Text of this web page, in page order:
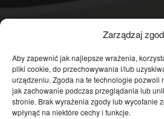
Zarządzaj
Aby zapewnić jak najlepsze wrażenia,
pliki cookie, do przechowywania i/lub
urządzeniu. Zgoda na te technologie pozwoli
jak zachowanie podczas przeglądania lub
stronie. Brak wyrażenia zgody lub wycofanie
wpłynąć na niektóre cechy i funkcje.
Temat dnia
Publicystyka
Polityka
Polska